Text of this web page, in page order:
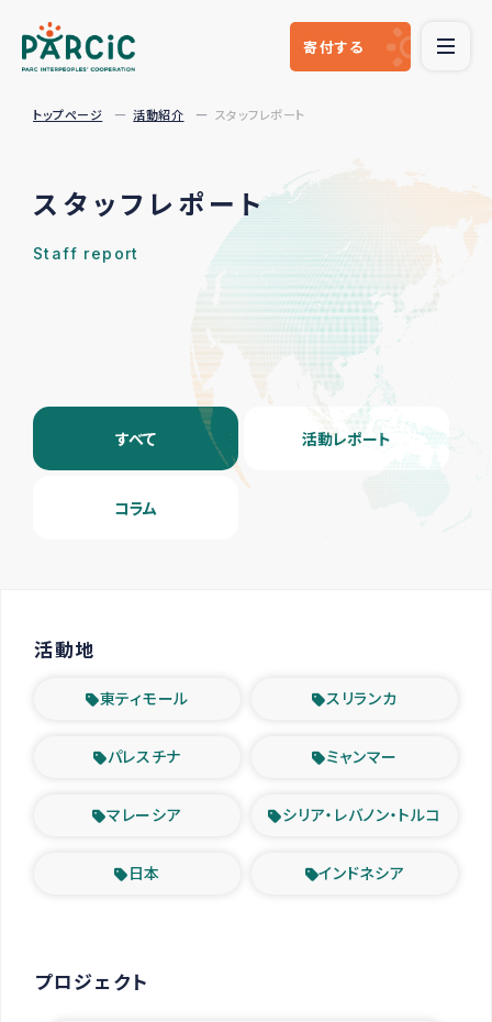
寄付する
トップページ 活動紹介 スタッフレポート
スタッフレポート
Staff report
すべて 活動レポート
コラム
活動地
東ティモール スリランカ
パレスチナ ミャンマー
マレーシア シリア・レバノン・トルコ
日本 インドネシア
プロジェクト